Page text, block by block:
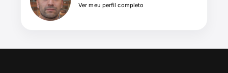
Ver meu perfil completo